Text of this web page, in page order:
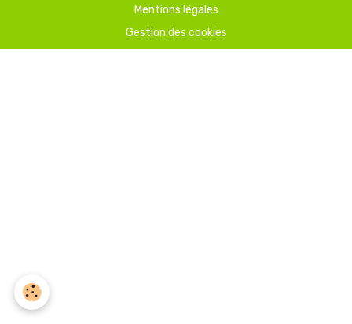
Mentions légales
Gestion des cookies